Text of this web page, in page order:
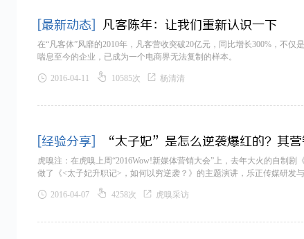
[最新动态] 凡客陈年：让我们重新认识一下
在“凡客体”风靡的2010年，凡客营收突破20亿元，同比增长300%，不
喘息至今的企业，已成为一个电商界无法复制的样本。
 2016-04-11  10585次  杨清清
[经验分享] “太子妃”是怎么逆袭爆红的？其
虎嗅注：在虎嗅上周“2016Wow!新媒体营销大会”上，去年大火的自制
做了《<太子妃升职记>，如何以穷逆袭？》的主题演讲，乐正传媒研发
 2016-04-07  4258次  虎嗅采访